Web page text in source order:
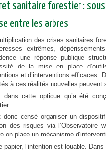
sanitaire forestier :
entre les arbres
des crises sanitaires
extrêmes,
une réponse publique
de la mise en place
et d’interventions efficaces.
à ces réalités nouvelles peuvent
dans cette optique qu’a été
donc censé organiser un
des risques via l’Observatoire
en place un mécanisme
papier, l’intention est louable.